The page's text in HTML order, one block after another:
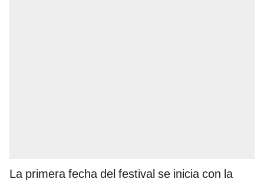
La primera fecha del festival se inicia con la